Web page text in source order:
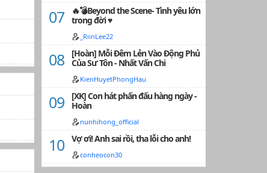
🔥💣Beyond the Scene- Tình yêu lớn
trong đời ♥
_RiinLee22
[Hoàn] Mỗi Đêm Lẻn Vào Động Phủ
Của Sư Tôn - Nhất Vấn Chi
KienHuyetPhongHau
[XK] Con hát phấn đấu hàng ngày -
Hoàn
nunhihong_official
Vợ ơi! Anh sai rồi, tha lỗi cho anh!
conheocon30